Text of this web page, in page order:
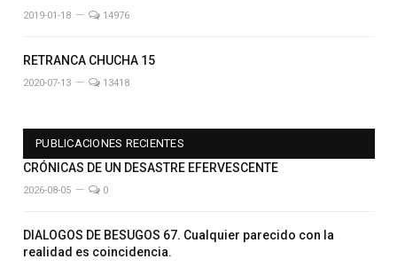
2019-01-18 14976
RETRANCA CHUCHA 15
2020-07-13 13418
PUBLICACIONES RECIENTES
CRÓNICAS DE UN DESASTRE EFERVESCENTE
2026-08-05 0
DIALOGOS DE BESUGOS 67. Cualquier parecido con la
realidad es coincidencia.